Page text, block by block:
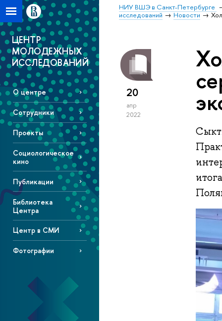
НИУ ВШЭ в Санкт-Петербурге
исследований
Новости
ЦЕНТР
МОЛОДЕЖНЫХ
ИССЛЕДОВАНИЙ
О центре
Сотрудники
Проекты
Социологическое
кино
Публикации
Библиотека
Центра
Центр в СМИ
Фотографии
20
апр
2022